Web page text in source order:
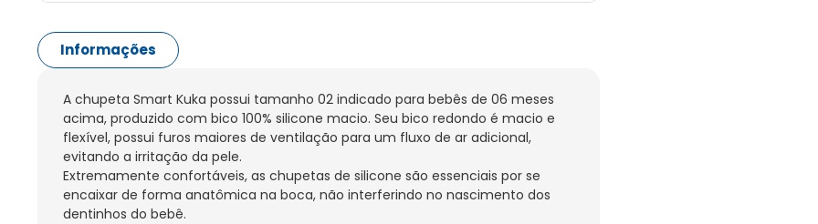
Informações
A chupeta Smart Kuka possui tamanho 02 indicado para bebês de 06 meses
acima, produzido com bico 100% silicone macio. Seu bico redondo é macio e
flexível, possui furos maiores de ventilação para um fluxo de ar adicional,
evitando a irritação da pele.
Extremamente confortáveis, as chupetas de silicone são essenciais por se
encaixar de forma anatômica na boca, não interferindo no nascimento dos
dentinhos do bebê.